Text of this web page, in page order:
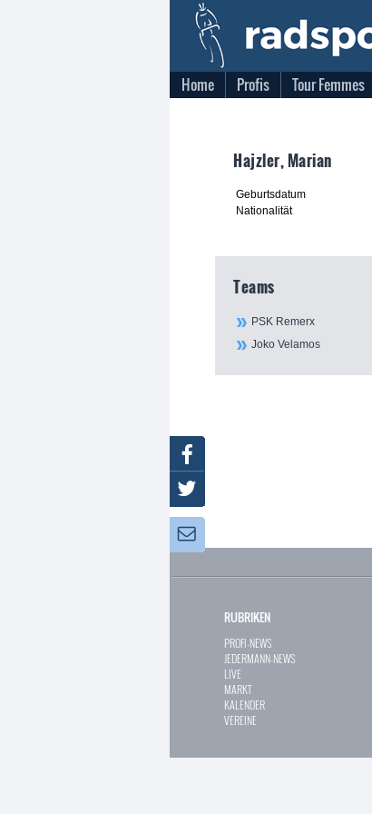
Home Profis Tour Femmes
Hajzler, Marian
Geburtsdatum
Nationalität
Teams
PSK Remerx
Joko Velamos
RUBRIKEN
PROFI-NEWS
JEDERMANN-NEWS
LIVE
MARKT
KALENDER
VEREINE